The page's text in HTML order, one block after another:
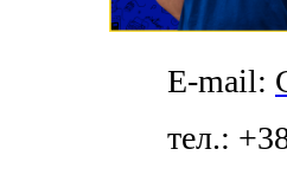
E-mail:
тел.: